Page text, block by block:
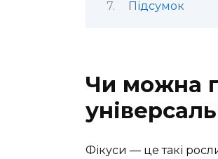
Підсумок
Чи можна
Фікуси — це такі